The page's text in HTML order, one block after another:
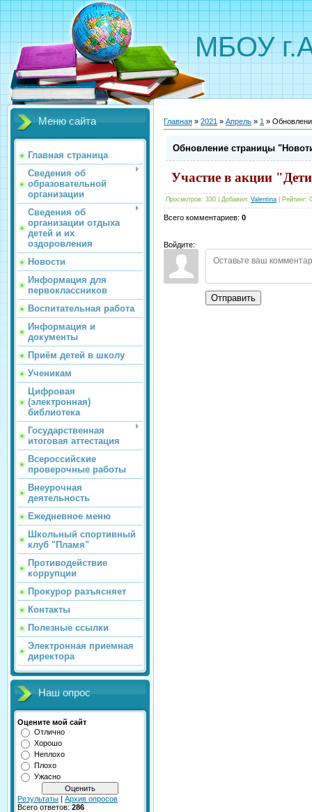
МБОУ
Меню сайта
Главная страница
Сведения об
образовательной
организации
Сведения об
организации отдыха
детей и их
оздоровления
Новости
Информация для
первоклассников
Воспитательная работа
Информация и
документы
Приём детей в школу
Ученикам
Цифровая
(электронная)
библиотека
Государственная
итоговая аттестация
Всероссийские
проверочные работы
Внеурочная
деятельность
Ежедневное меню
Школьный спортивный
клуб "Пламя"
Противодействие
коррупции
Прокурор разъясняет
Контакты
Полезные ссылки
Электронная приемная
директора
Наш опрос
Оцените мой сайт
Отлично
Хорошо
Неплохо
Плохо
Ужасно
Результаты | Архив опросов
Всего ответов: 286
Главная » 2021 » Апрель » 1 »
Обновление страницы
Участие в акции
Просмотров: 330 Добавил: Valentina Рейтинг:
Всего комментариев: 0
Войдите:
Отправить